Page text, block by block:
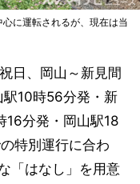
に運転されるが、現在は当
日、岡山～新見間
駅10時56分発・新
16分発・岡山駅18
特別運行に合わ
「はなし」を用意